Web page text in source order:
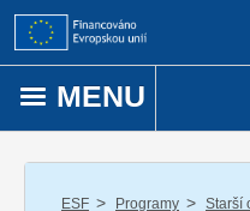
Přejít k obsahu
MENU
ESF / Programy / Starší